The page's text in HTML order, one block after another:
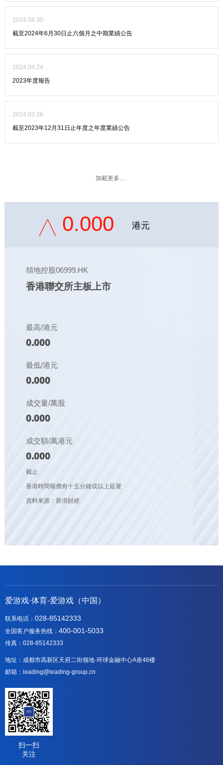
2024.08.30
截至2024年6月30日止六個月之中期業績公告
2024.04.24
2023年度報告
2024.03.28
截至2023年12月31日止年度之年度業績公告
加載更多.....
0.000 港元
領地控股06999.HK
香港聯交所主板上市
最高/港元
0.000
最低/港元
0.000
成交量/萬股
0.000
成交額/萬港元
0.000
截止
香港時間報價有十五分鐘或以上延遲
資料來源：新浪財經
爱游戏·体育-爱游戏（中国）
联系电话： 028-85142333
全国客户服务热线： 400-001-5033
传真：028-85142333
地址：成都市高新区天府二街领地·环球金融中心A座46楼
邮箱：leading@leading-group.cn
扫一扫
关注